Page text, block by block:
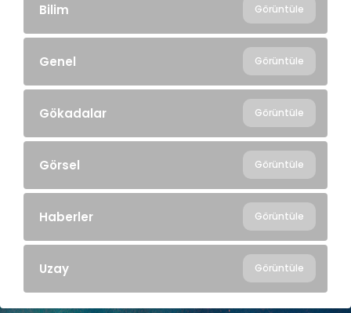
Bilim Görüntüle
Genel Görüntüle
Gökadalar Görüntüle
Görsel Görüntüle
Haberler Görüntüle
Uzay Görüntüle